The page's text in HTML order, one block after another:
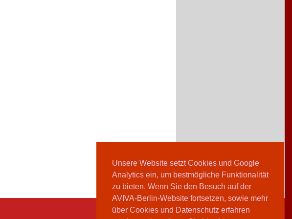
Unsere Website setzt Cookies und Google
Analytics ein, um bestmögliche Funktionalität
zu bieten. Wenn Sie den Besuch auf der
AVIVA-Berlin-Website fortsetzen, sowie mehr
über Cookies und Datenschutz erfahren